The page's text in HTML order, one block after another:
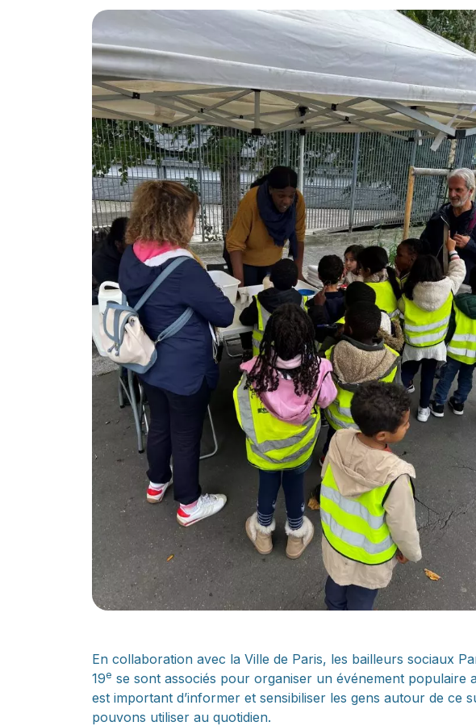
En collaboration avec la Ville de Paris, les bailleurs sociaux
19e se sont associés pour organiser un événement
est important d’informer et sensibiliser les gens autour de ce
pouvons utiliser au quotidien.